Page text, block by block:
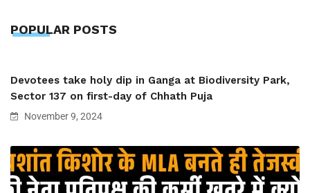
POPULAR POSTS
Devotees take holy dip in Ganga at Biodiversity Park,
Sector 137 on first-day of Chhath Puja
November 9, 2024